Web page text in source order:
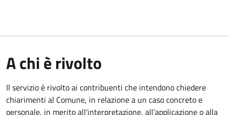
A chi è rivolto
Il servizio è rivolto ai contribuenti che intendono chiedere
chiarimenti al Comune, in relazione a un caso concreto e
personale, in merito all'interpretazione, all’applicazione o alla